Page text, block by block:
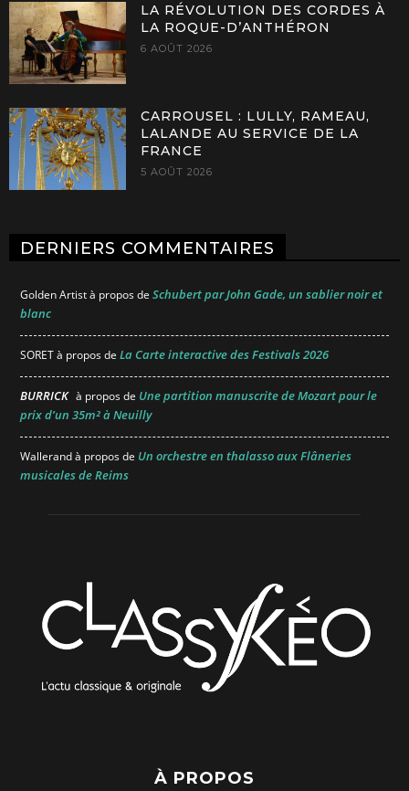
LA RÉVOLUTION DES CORDES À
LA ROQUE-D’ANTHÉRON
6 AOÛT 2026
CARROUSEL : LULLY, RAMEAU,
LALANDE AU SERVICE DE LA
FRANCE
5 AOÛT 2026
DERNIERS COMMENTAIRES
Golden Artistà propos de Schubert par John Gade, un sablier noir et
blanc
SORETà propos de La Carte interactive des Festivals 2026
BURRICK à propos de Une partition manuscrite de Mozart pour le
prix d’un 35m² à Neuilly
Wallerandà propos de Un orchestre en thalasso aux Flâneries
musicales de Reims
À PROPOS